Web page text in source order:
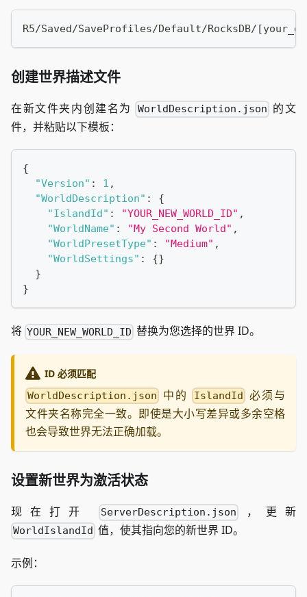
R5/Saved/SaveProfiles/Default/RocksDB/
创建世界描述文件
在新文件夹内创建名为 WorldDescription.json 的文
件，并粘贴以下模板：
{
"Version" : 1 ,
"WorldDescription" :
{
"IslandId" : "YOUR_NEW_WORLD_ID" ,
"WorldName" : "My Second World" ,
"WorldPresetType" : "Medium" ,
"WorldSettings" : {}
}
}
将 YOUR_NEW_WORLD_ID 替换为您选择的世界 ID。
ID 必须匹配
WorldDescription.json 中的 IslandId 必须与
文件夹名称完全一致。即使是大小写差异或多余空格
也会导致世界无法正确加载。
设置新世界为激活状态
现在打开 ServerDescription.json ，更新
WorldIslandId 值，使其指向您的新世界 ID。
示例：